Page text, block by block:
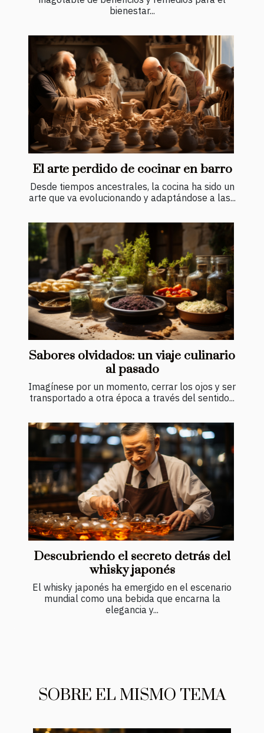
bienestar...
El arte perdido de cocinar en barro
Desde tiempos ancestrales, la cocina ha sido un
arte que va evolucionando y adaptándose a las...
Sabores olvidados: un viaje culinario
al pasado
Imagínese por un momento, cerrar los ojos y ser
transportado a otra época a través del sentido...
Descubriendo el secreto detrás del
whisky japonés
El whisky japonés ha emergido en el escenario
mundial como una bebida que encarna la
elegancia y...
SOBRE EL MISMO TEMA